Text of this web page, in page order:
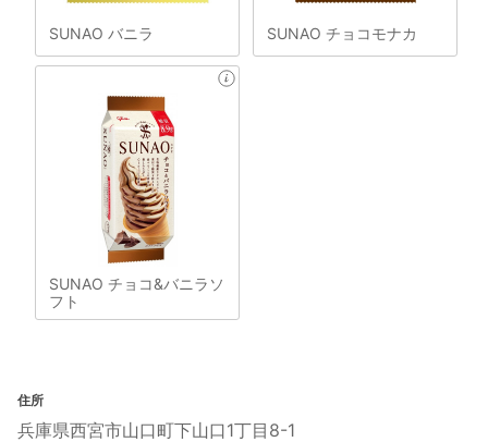
SUNAO バニラ SUNAO チョコモナカ
SUNAO チョコ&バニラソ
フト
住所
兵庫県西宮市山口町下山口1丁目8-1